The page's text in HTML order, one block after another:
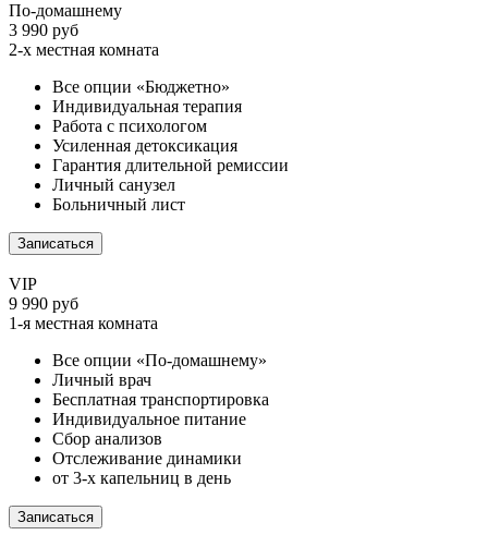
По-домашнему
3 990 руб
2-х местная комната
Все опции «Бюджетно»
Индивидуальная терапия
Работа с психологом
Усиленная детоксикация
Гарантия длительной ремиссии
Личный санузел
Больничный лист
Записаться
VIP
9 990 руб
1-я местная комната
Все опции «По-домашнему»
Личный врач
Бесплатная транспортировка
Индивидуальное питание
Сбор анализов
Отслеживание динамики
от 3-х капельниц в день
Записаться